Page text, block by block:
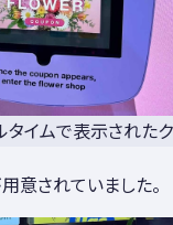
タイムで表示された
意されていました。